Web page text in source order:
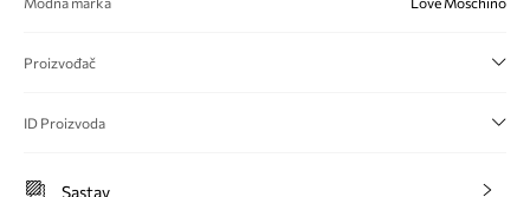
Proizvođač
ID Proizvoda
Sastav